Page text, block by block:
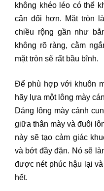
không khéo léo có thể
cân đối hơn. Mặt tròn
chiều rộng gần như
không rõ ràng, cằm
mặt tròn sẽ rất bầu bĩnh.
Để phù hợp với khuôn
hãy lựa một lông mày
Dáng lông mày cánh
giữa thân mày và đuôi
này sẽ tạo cảm giác
và bớt đầy đặn. Nó sẽ
được nét phúc hậu lại
hết.